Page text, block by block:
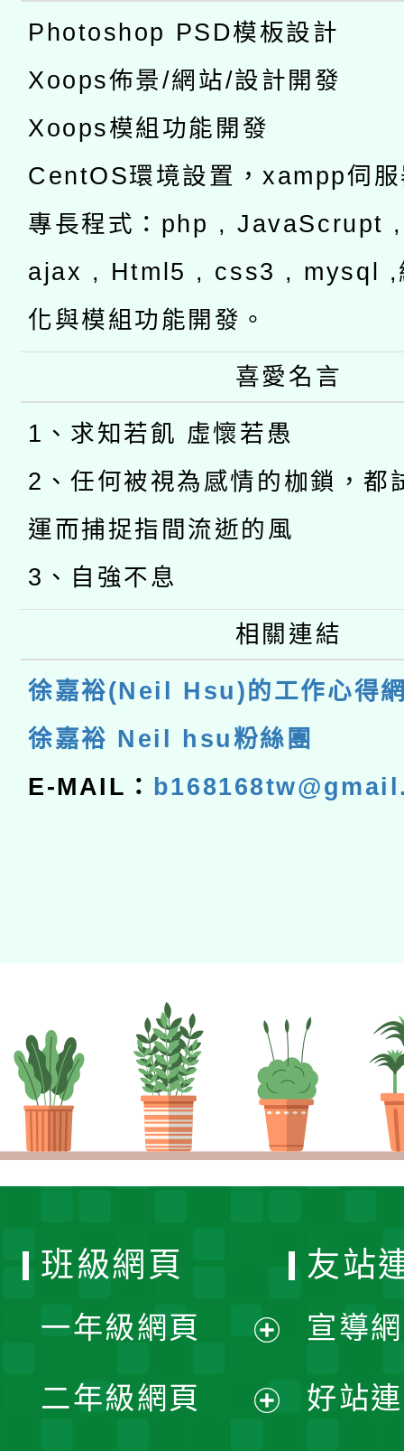
Photoshop PSD模板設計
Xoops佈景/網站/設計開發
Xoops模組功能開發
CentOS環境設置，xampp伺
專長程式：php , JavaScrupt
ajax , Html5 , css3 , mysql ,
化與模組功能開發。
喜愛名言
1、求知若飢 虛懷若愚
2、任何被視為感情的枷鎖，都
運而捕捉指間流逝的風
3、自強不息
相關連結
徐嘉裕(Neil Hsu)的工作心得
徐嘉裕 Neil hsu粉絲團
E-MAIL：
班級網頁
一年級網頁
開
二年級網頁
友站
宣導
好站